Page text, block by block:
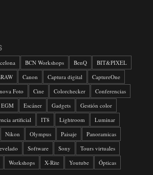
BCN Workshops BenQ
BIT&PIXEL
Canon Captura digital
CaptureOne
Foto Cine Colorchecker
Conferencias
EGM Escáner Gadgets
Gestión color
artificial IT8 Lightroom
Luminar
Nikon Olympus Paisaje
Panoramicas
Software Sony
Tours virtuales
Workshops X-Rite Youtube Ópticas